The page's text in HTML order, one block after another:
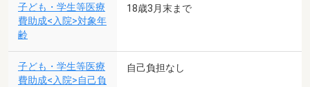
子ども・学生等医療
費助成<入院>対象年
齢
18歳3月末まで
子ども・学生等医療
費助成<入院>自己負
自己負担なし